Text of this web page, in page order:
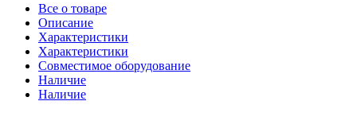
Все о товаре
Описание
Характеристики
Характеристики
Совместимое оборудование
Наличие
Наличие